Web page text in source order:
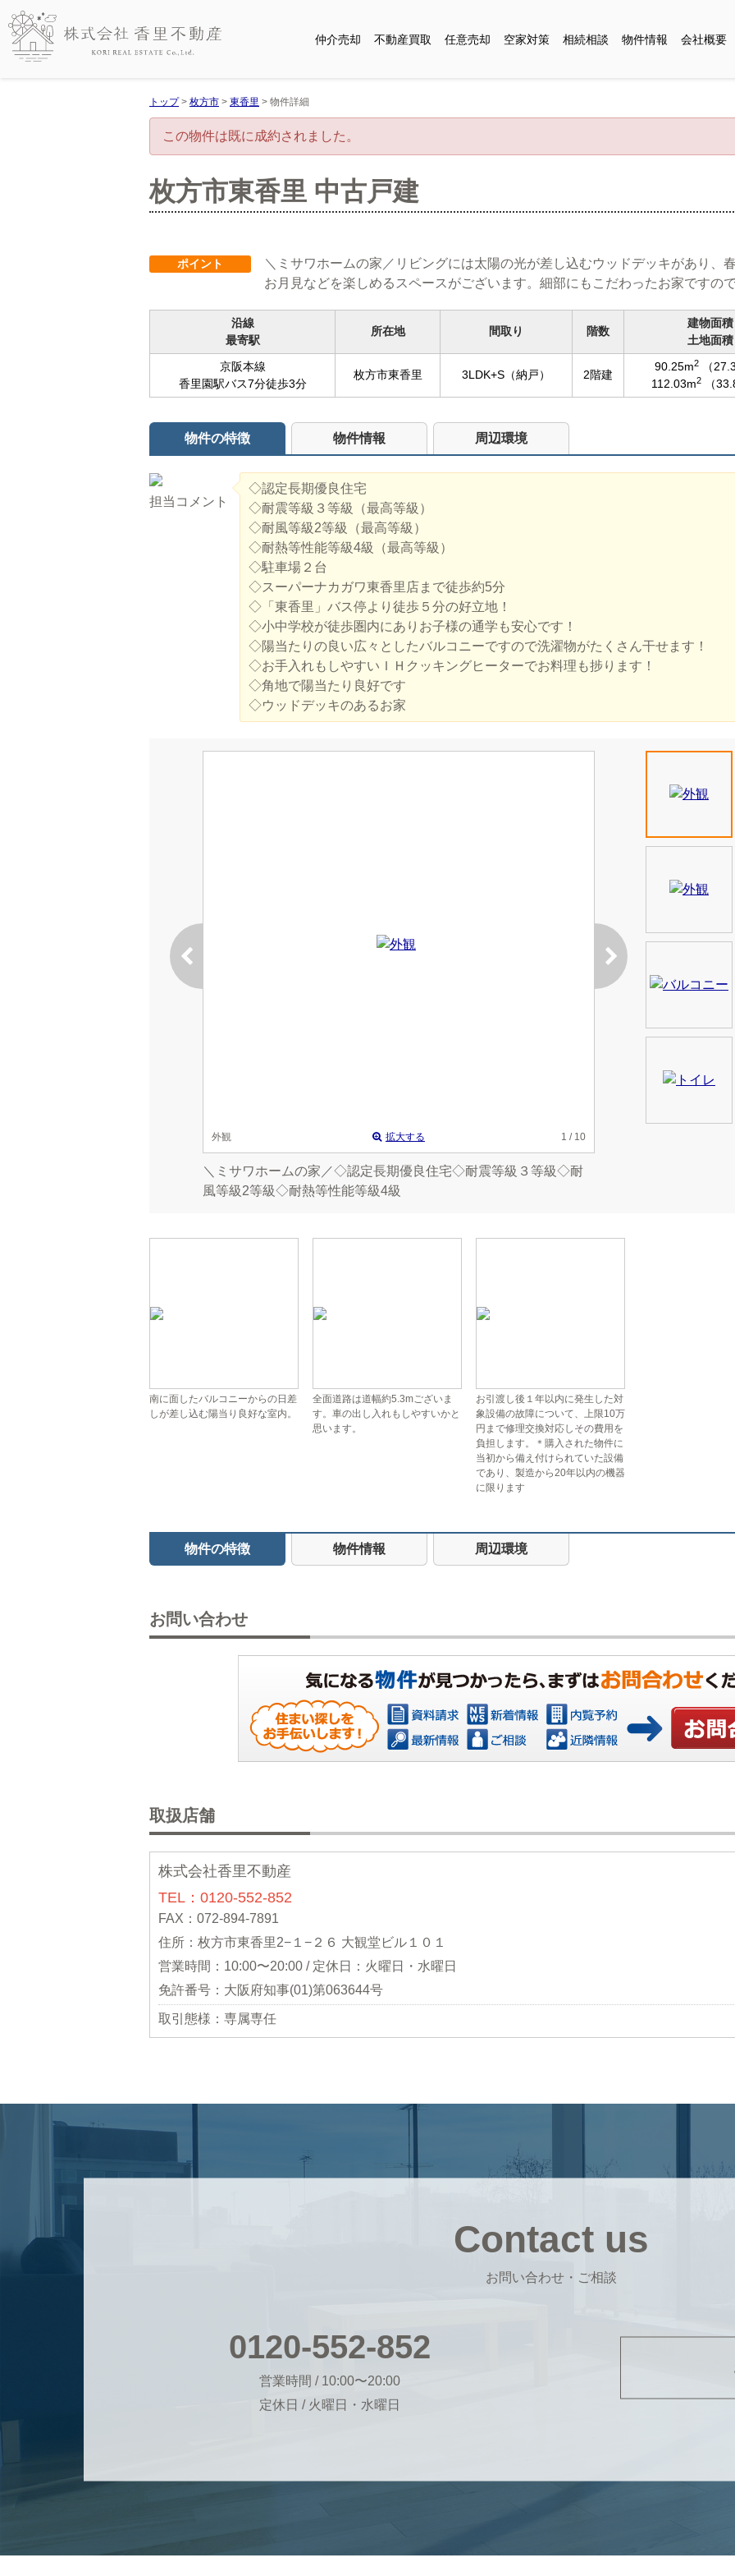
仲介売却 不動産買取 任意売却 空家対策 相続相談 物件情報 会社概要
トップ> 枚方市 > 東香里 > 物件詳細
この物件は既に成約されました。
枚方市東香里 中古戸建
ポイント
＼ミサワホームの家／リビングには太陽の光が差し込むウッドデッキがあり、
お月見などを楽しめるスペースがございます。細部にもこだわったお家ですの
沿線
最寄駅
所在地 間取り 階数
建物面積
土地面積
京阪本線
香里園駅バス7分徒歩3分
枚方市東香里 3LDK+S（納戸） 2階建
90.25m2
（
112.03m2 （
物件の特徴 物件情報 周辺環境
担当コメント
◇認定長期優良住宅
◇耐震等級３等級（最高等級）
◇耐風等級2等級（最高等級）
◇耐熱等性能等級4級（最高等級）
◇駐車場２台
◇スーパーナカガワ東香里店まで徒歩約5分
◇「東香里」バス停より徒歩５分の好立地！
◇小中学校が徒歩圏内にありお子様の通学も安心です！
◇陽当たりの良い広々としたバルコニーですので洗濯物がたくさん干せます！
◇お手入れもしやすいＩＨクッキングヒーターでお料理も捗ります！
◇角地で陽当たり良好です
◇ウッドデッキのあるお家
外観 拡大する 1 / 10
＼ミサワホームの家／◇認定長期優良住宅◇耐震等級３等級◇耐
風等級2等級◇耐熱等性能等級4級
南に面したバルコニーからの日差
しが差し込む陽当り良好な室内。
全面道路は道幅約5.3mございま
す。車の出し入れもしやすいかと
思います。
お引渡し後１年以内に発生した対
象設備の故障について、上限10万
円まで修理交換対応しその費用を
負担します。＊購入された物件に
当初から備え付けられていた設備
であり、製造から20年以内の機器
に限ります
物件の特徴 物件情報 周辺環境
お問い合わせ
取扱店舗
株式会社香里不動産
TEL：0120-552-852
FAX：072-894-7891
住所：枚方市東香里2−１−２６ 大観堂ビル１０１
営業時間：10:00〜20:00 / 定休日：火曜日・水曜日
免許番号：大阪府知事(01)第063644号
取引態様：専属専任
Contact us
お問い合わせ・ご相談
0120-552-852
営業時間 / 10:00〜20:00
定休日 / 火曜日・水曜日